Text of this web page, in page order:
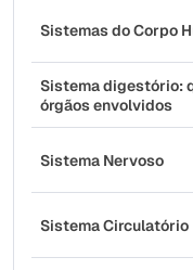
Sistemas do Corpo
Sistema digestório:
órgãos envolvidos
Sistema Nervoso
Sistema Circulatório